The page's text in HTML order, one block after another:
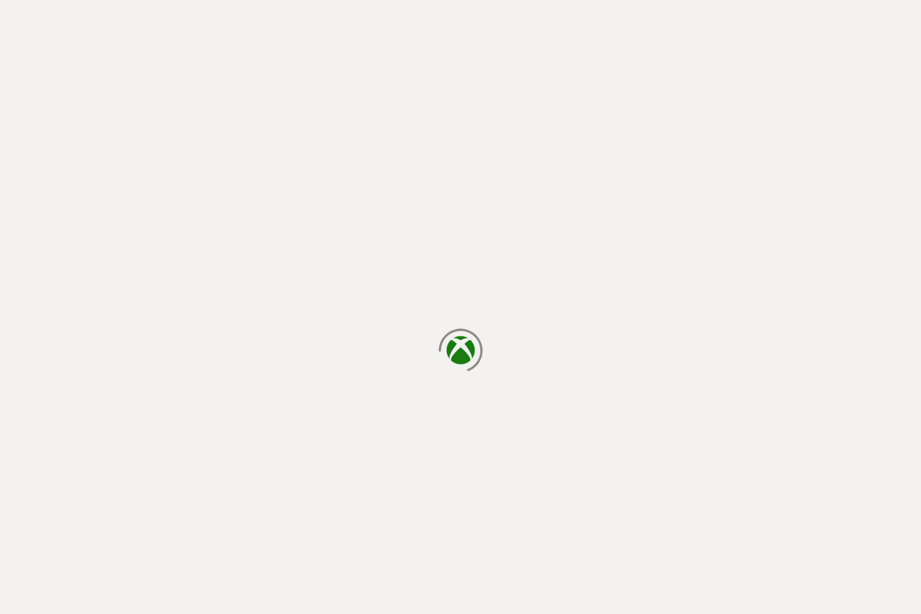
laden...